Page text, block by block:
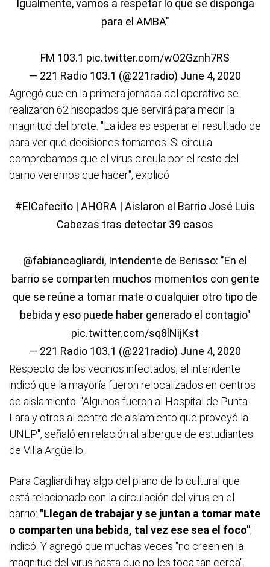
Igualmente, vamos a respetar lo que se disponga
para el AMBA"
FM 103.1 pic.twitter.com/wO2Gznh7RS
— 221 Radio 103.1 (@221radio) June 4, 2020
Agregó que en la primera jornada del operativo se
realizaron 62 hisopados que servirá para medir la
magnitud del brote. "La idea es esperar el resultado de
para ver qué decisiones tomamos. Si circula
comprobamos que el virus circula por el resto del
barrio veremos que hacer", explicó
#ElCafecito | AHORA | Aislaron el Barrio José Luis
Cabezas tras detectar 39 casos
@fabiancagliardi, Intendente de Berisso: "En el
barrio se comparten muchos momentos con gente
que se reúne a tomar mate o cualquier otro tipo de
bebida y eso puede haber generado el contagio"
pic.twitter.com/sq8lNijKst
— 221 Radio 103.1 (@221radio) June 4, 2020
Respecto de los vecinos infectados, el intendente
indicó que la mayoría fueron relocalizados en centros
de aislamiento. "Algunos fueron al Hospital de Punta
Lara y otros al centro de aislamiento que proveyó la
UNLP", señaló en relación al albergue de estudiantes
de Villa Argüello.
Para Cagliardi hay algo del plano de lo cultural que
está relacionado con la circulación del virus en el
barrio: "Llegan de trabajar y se juntan a tomar mate
o comparten una bebida, tal vez ese sea el foco";
indicó. Y agregó que muchas veces "no creen en la
magnitud del virus hasta que no les toca tan cerca".